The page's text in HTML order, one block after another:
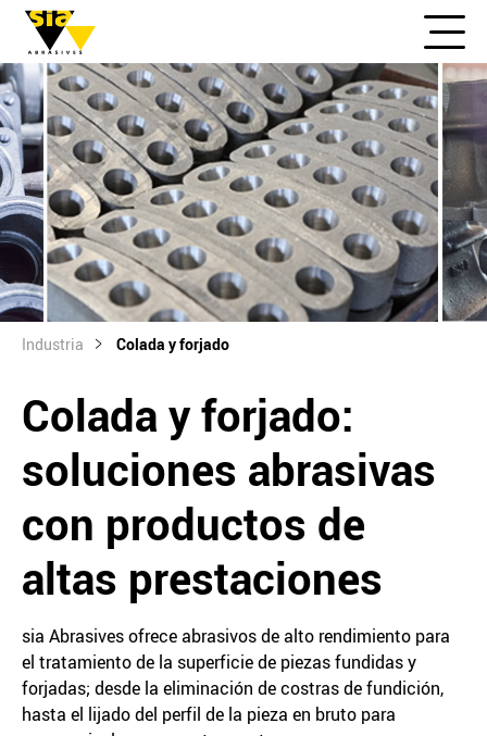
Industria Colada y forjado
Colada y forjado:
soluciones abrasivas
con productos de
altas prestaciones
sia Abrasives ofrece abrasivos de alto rendimiento para
el tratamiento de la superficie de piezas fundidas y
forjadas; desde la eliminación de costras de fundición,
hasta el lijado del perfil de la pieza en bruto para